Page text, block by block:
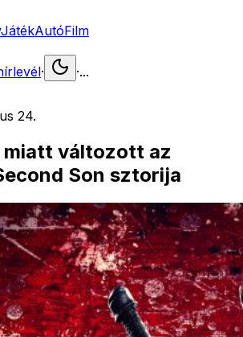
JátékAutóFilm
· ·...
24.
miatt változott az
Son sztorija